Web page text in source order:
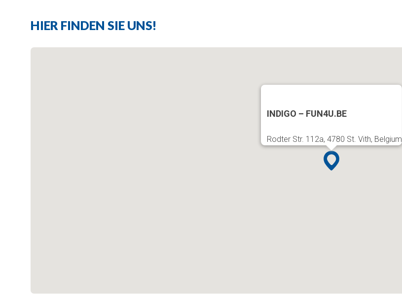
HIER FINDEN SIE UNS!
INDIGO – FUN4U.BE
Rodter Str. 112a, 4780 St. Vith, Belgium